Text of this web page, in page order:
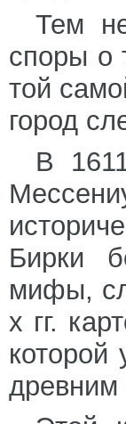
Тем
споры о
той
город
В
Бирки
мифы,
х гг.
древним